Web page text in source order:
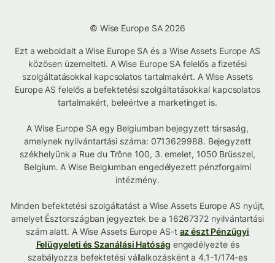
© Wise Europe SA 2026
Ezt a weboldalt a Wise Europe SA és a Wise Assets Europe AS
közösen üzemelteti. A Wise Europe SA felelős a fizetési
szolgáltatásokkal kapcsolatos tartalmakért. A Wise Assets
Europe AS felelős a befektetési szolgáltatásokkal kapcsolatos
tartalmakért, beleértve a marketinget is.
A Wise Europe SA egy Belgiumban bejegyzett társaság,
amelynek nyilvántartási száma: 0713629988. Bejegyzett
székhelyünk a Rue du Trône 100, 3. emelet, 1050 Brüsszel,
Belgium. A Wise Belgiumban engedélyezett pénzforgalmi
intézmény.
Minden befektetési szolgáltatást a Wise Assets Europe AS nyújt,
amelyet Észtországban jegyeztek be a 16267372 nyilvántartási
szám alatt. A Wise Assets Europe AS-t az észt Pénzügyi
Felügyeleti és Szanálási Hatóság engedélyezte és
szabályozza befektetési vállalkozásként a 4.1-1/174-es